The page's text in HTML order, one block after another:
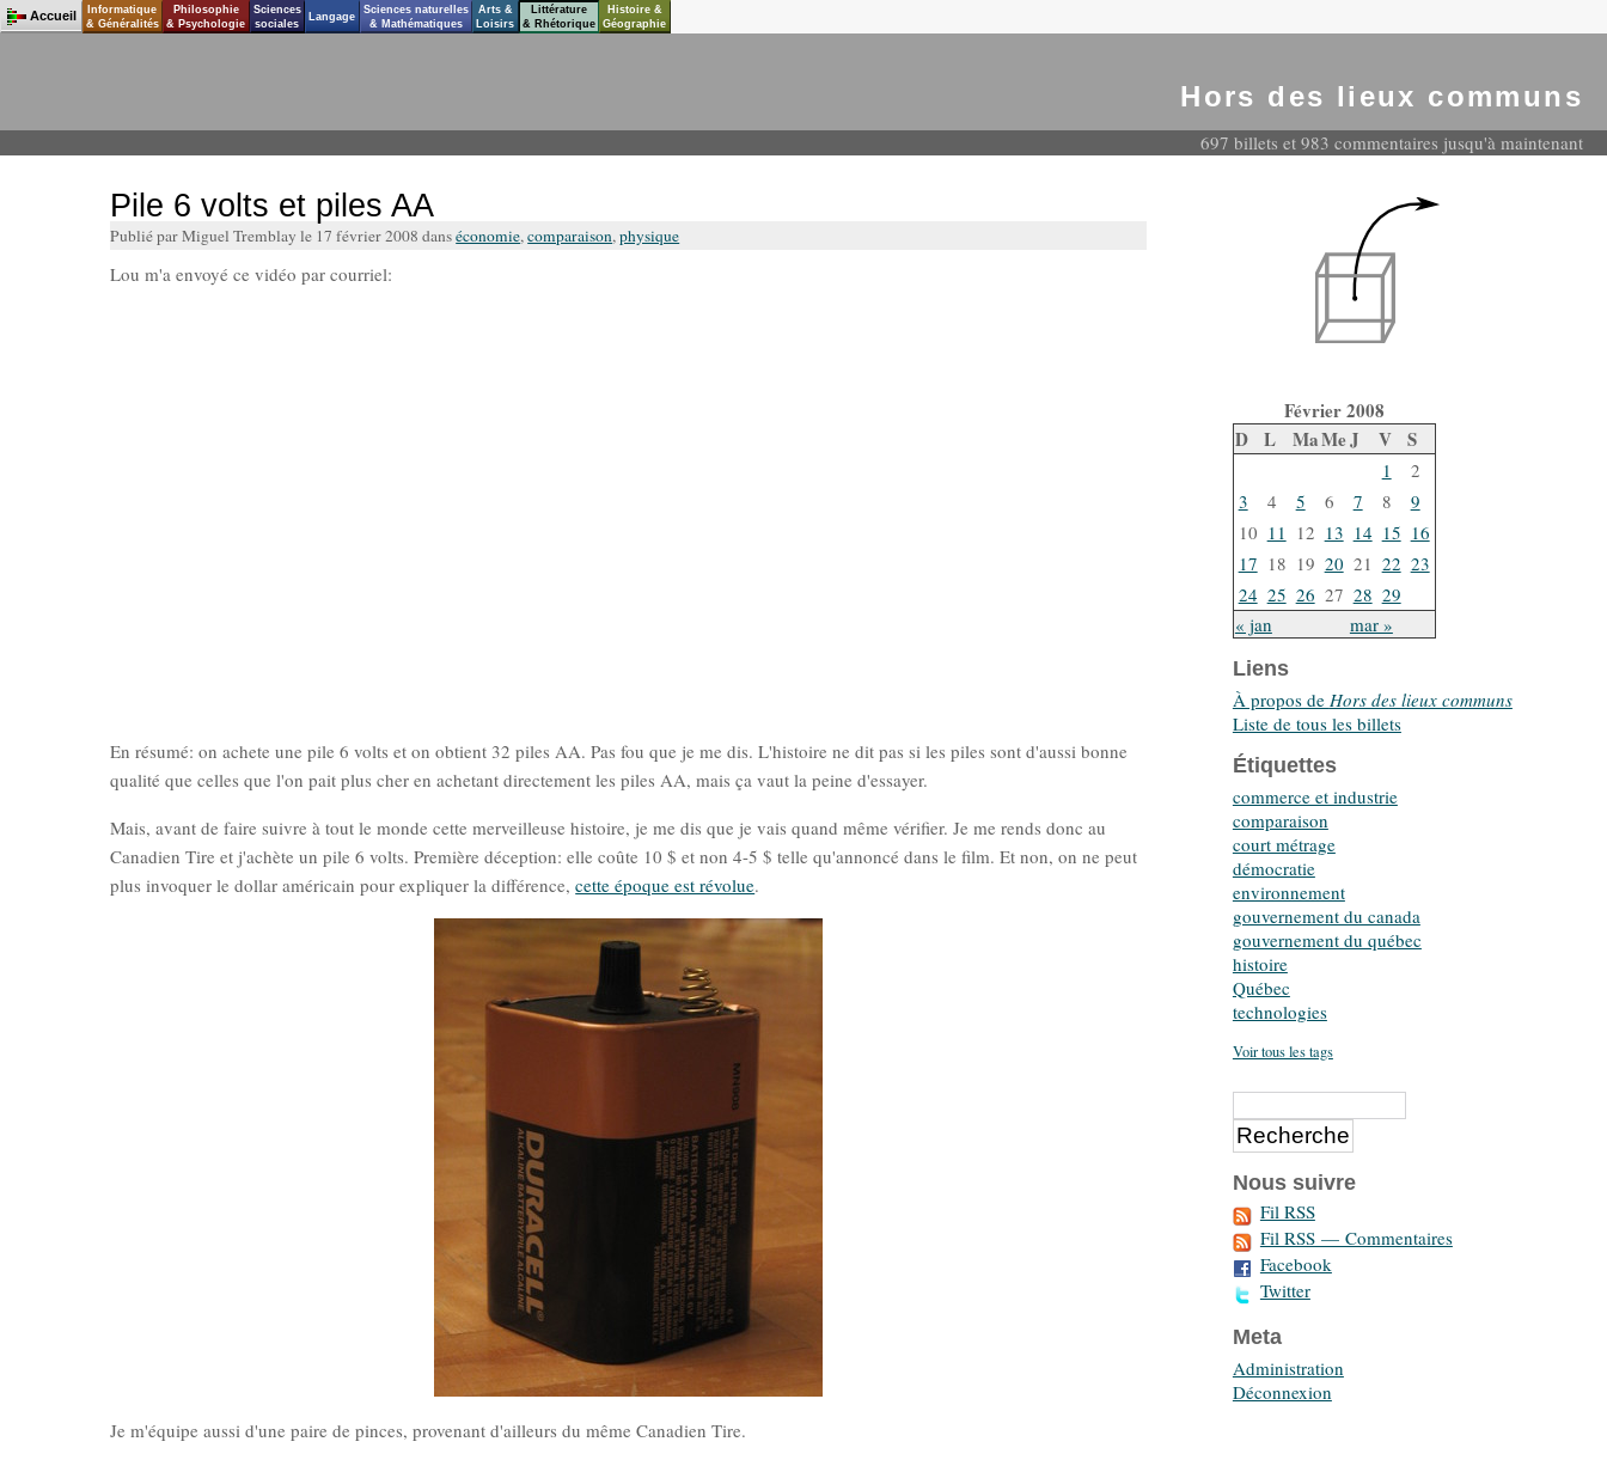
Hors des lieux communs
697 billets et 983 commentaires jusqu'à maintenant
Pile 6 volts et piles AA
Publié par Miguel Tremblay le 17 février 2008 danséconomie,comparaison,physique
Lou m'a envoyé ce vidéo par courriel:
En résumé: on achete une pile 6 volts et on obtient 32 piles AA. Pas fou que je me dis. L'histoire ne dit pas si les piles sont d'aussi bonne
qualité que celles que l'on pait plus cher en achetant directement les piles AA, mais ça vaut la peine d'essayer.
Mais, avant de faire suivre à tout le monde cette merveilleuse histoire, je me dis que je vais quand même vérifier. Je me rends donc au
Canadien Tire et j'achète un pile 6 volts. Première déception: elle coûte 10 $ et non 4-5 $ telle qu'annoncé dans le film. Et non, on ne peut
plus invoquer le dollar américain pour expliquer la différence,cette époque est révolue.
Je m'équipe aussi d'une paire de pinces, provenant d'ailleurs du même Canadien Tire.
Février 2008
D L MaMeJ V S
« jan mar »
1
2
3
4 5 6 7 8
9
10 11 12 13 14 15 16
17 18 19 20 21 22 23
24 25 26 27 28 29
Liens
À propos de Hors des lieux communs
Liste de tous les billets
Étiquettes
commerce et industrie
comparaison
court métrage
démocratie
environnement
gouvernement du canada
gouvernement du québec
histoire
Québec
technologies
Voir tous les tags
Nous suivre
Fil RSS
Fil RSS — Commentaires
Facebook
Twitter
Meta
Administration
Déconnexion
Accueil
Informatique
& Généralités
Philosophie
& Psychologie
Sciences
sociales
Langage
Sciences naturelles
& Mathématiques
Arts &
Loisirs
Littérature
& Rhétorique
Histoire &
Géographie